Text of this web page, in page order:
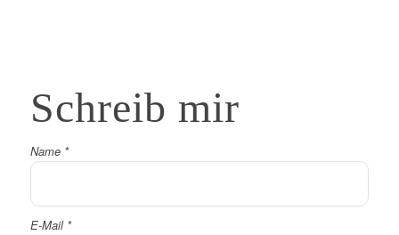
Schreib mir
Name *
E-Mail *